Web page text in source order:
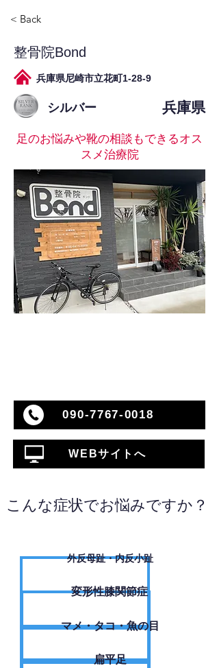
< Back
整骨院Bond
兵庫県尼崎市立花町1-28-9
シルバー 兵庫県
足のお悩みや靴の相談もできるオス
スメ治療院
090-7767-0018
WEBサイトへ
こんな症状でお悩みですか？
外反母趾・内反小趾
変形性膝関節症
​マメ・タコ・魚の目
扁平足